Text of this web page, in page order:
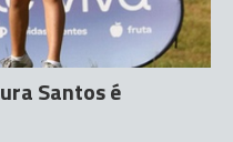
Santos é